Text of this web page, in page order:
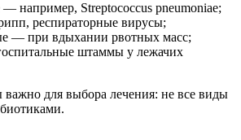
— например, Streptococcus pneumoniae;
респираторные вирусы;
— при вдыхании рвотных масс;
штаммы у лежачих
для выбора лечения: не все виды